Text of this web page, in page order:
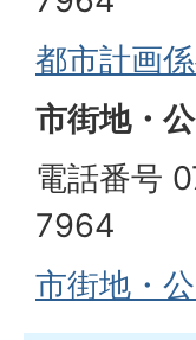
都市計画
市街地・
電話番号
7964
市街地・